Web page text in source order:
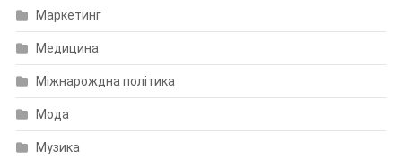
Маркетинг
Медицина
Міжнарождна політика
Мода
Музика